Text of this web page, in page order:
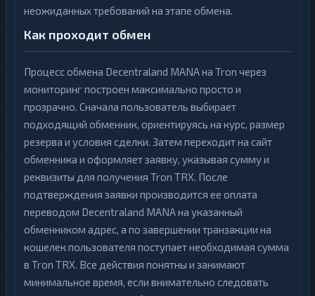
неожиданных требований на этапе обмена.
Как проходит обмен
Процесс обмена Decentraland MANA на Tron через
мониторинг построен максимально просто и
прозрачно. Сначала пользователь выбирает
подходящий обменник, ориентируясь на курс, размер
резерва и условия сделки. Затем переходит на сайт
обменника и оформляет заявку, указывая сумму и
реквизиты для получения Tron TRX. После
подтверждения заявки производится ее оплата
переводом Decentraland MANA на указанный
обменником адрес, а по завершении транзакции на
кошелек пользователя поступает необходимая сумма
в Tron TRX. Все действия понятны и занимают
минимальное время, если внимательно следовать